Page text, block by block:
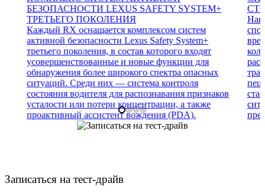
БЕЗОПАСНОСТИ LEXUS SAFETY SYSTEM+
ТРЕТЬЕГО ПОКОЛЕНИЯ
Каждый RX оснащается комплексом систем
активной безопасности Lexus Safety System+
третьего поколения, в состав которого входят
усовершенствованные и новые функции для
обнаружения более широкого спектра опасных
ситуаций. Среди них — система контроля
состояния водителя для распознавания признаков
усталости или потери концентрации, а также
проактивный ассистент вождения (PDA).
Записаться на тест-драйв